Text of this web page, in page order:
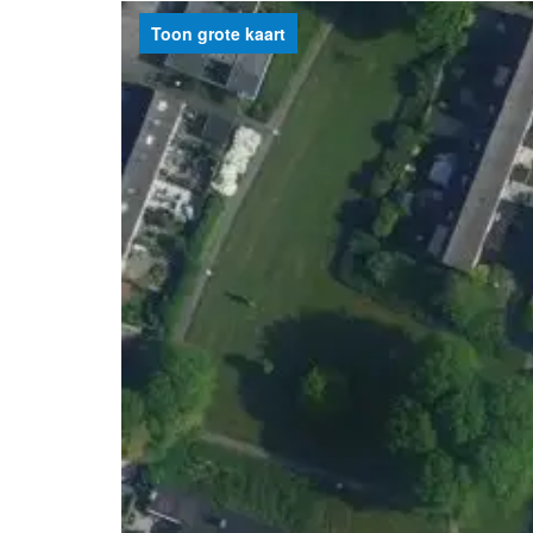
Toon grote kaart